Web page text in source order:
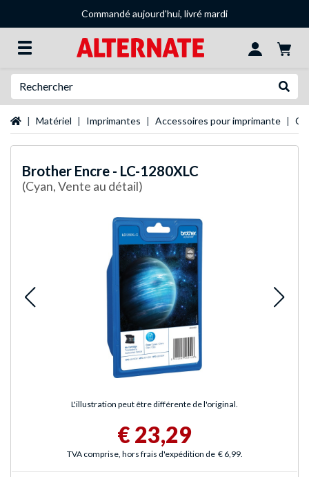
Commandé aujourd'hui, livré mardi
Page d'accueil
Matériel Imprimantes Accessoires pour imprimante
Brother Encre - LC-1280XLC
(Cyan, Vente au détail)
L'illustration peut être différente de l'original.
€ 23,29
TVA comprise, hors frais d'expédition de € 6,99.